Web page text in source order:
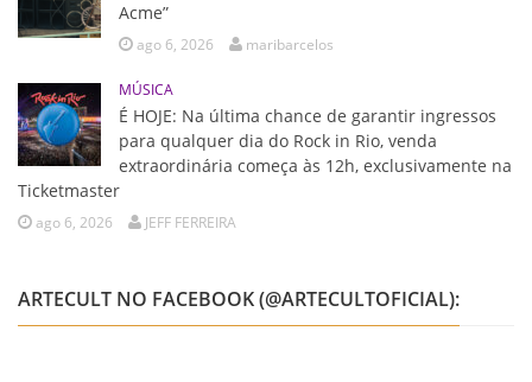
Acme”
ago 6, 2026 maribarcelos
MÚSICA
É HOJE: Na última chance de garantir ingressos
para qualquer dia do Rock in Rio, venda
extraordinária começa às 12h, exclusivamente na
Ticketmaster
ago 6, 2026 JEFF FERREIRA
ARTECULT NO FACEBOOK (@ARTECULTOFICIAL):